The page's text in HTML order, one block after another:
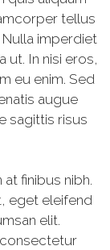
tellus
imperdiet
ut. In nisi eros,
eu enim. Sed
augue
sagittis risus
finibus nibh.
eget eleifend
elit.